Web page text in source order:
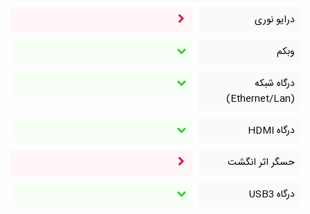
درایو نوری
وبکم
درگاه شبکه
(Ethernet/Lan)
درگاه HDMI
حسگر اثر انگشت
درگاه‌ USB3